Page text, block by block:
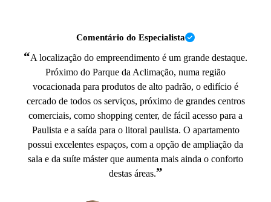
Comentário do Especialista
“A localização do empreendimento é um grande destaque.
Próximo do Parque da Aclimação, numa região
vocacionada para produtos de alto padrão, o edifício é
cercado de todos os serviços, próximo de grandes centros
comerciais, como shopping center, de fácil acesso para a
Paulista e a saída para o litoral paulista. O apartamento
possui excelentes espaços, com a opção de ampliação da
sala e da suíte máster que aumenta mais ainda o conforto
destas áreas.”